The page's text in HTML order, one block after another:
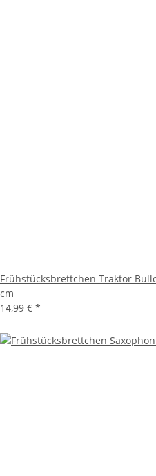
Frühstücksbrettchen Traktor
cm
14,99 € *